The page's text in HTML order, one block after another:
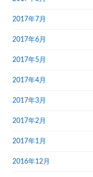
2017年7月
2017年6月
2017年5月
2017年4月
2017年3月
2017年2月
2017年1月
2016年12月